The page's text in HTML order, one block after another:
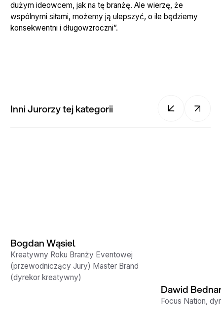
dużym ideowcem, jak na tę branżę. Ale wierzę, że
wspólnymi siłami, możemy ją ulepszyć, o ile będziemy
konsekwentni i długowzroczni”.
Inni Jurorzy tej kategorii
Bogdan Wąsiel
Kreatywny Roku Branży Eventowej
(przewodniczący Jury) Master Brand
(dyrekor kreatywny)
Dawid
Focus Nation,